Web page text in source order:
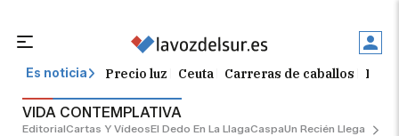
Es noticia Precio luz Ceuta Carreras de caballos
VIDA CONTEMPLATIVA
EditorialCartas Y VídeosEl Dedo En La LlagaCaspaUn Recién Llegado